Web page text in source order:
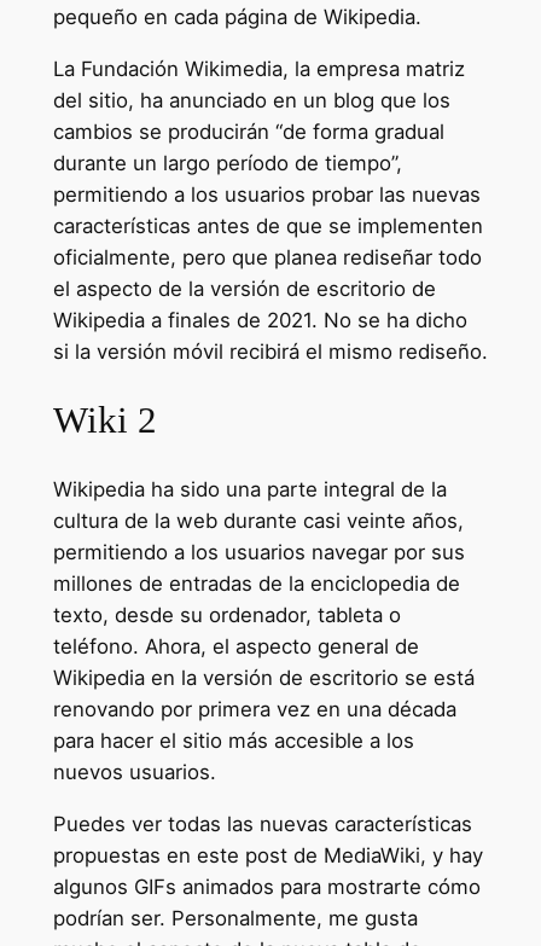
pequeño en cada página de Wikipedia.
La Fundación Wikimedia, la empresa matriz
del sitio, ha anunciado en un blog que los
cambios se producirán “de forma gradual
durante un largo período de tiempo”,
permitiendo a los usuarios probar las nuevas
características antes de que se implementen
oficialmente, pero que planea rediseñar todo
el aspecto de la versión de escritorio de
Wikipedia a finales de 2021. No se ha dicho
si la versión móvil recibirá el mismo rediseño.
Wiki 2
Wikipedia ha sido una parte integral de la
cultura de la web durante casi veinte años,
permitiendo a los usuarios navegar por sus
millones de entradas de la enciclopedia de
texto, desde su ordenador, tableta o
teléfono. Ahora, el aspecto general de
Wikipedia en la versión de escritorio se está
renovando por primera vez en una década
para hacer el sitio más accesible a los
nuevos usuarios.
Puedes ver todas las nuevas características
propuestas en este post de MediaWiki, y hay
algunos GIFs animados para mostrarte cómo
podrían ser. Personalmente, me gusta